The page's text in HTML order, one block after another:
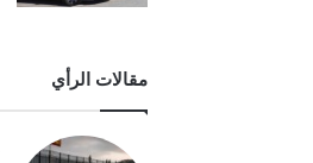
مقالات الرأي